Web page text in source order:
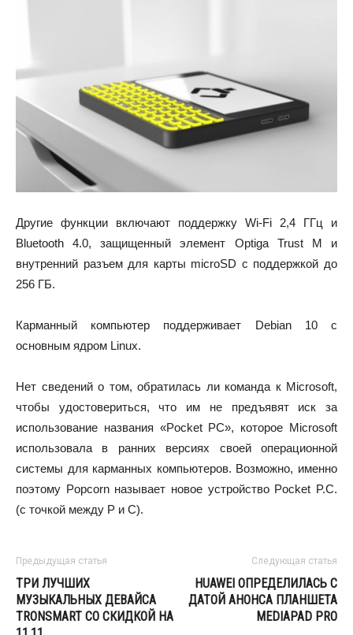
Другие функции включают поддержку Wi-Fi 2,4 ГГц и
Bluetooth 4.0, защищенный элемент Optiga Trust M и
внутренний разъем для карты microSD с поддержкой до
256 ГБ.
Карманный компьютер поддерживает Debian 10 с
основным ядром Linux.
Нет сведений о том, обратилась ли команда к Microsoft,
чтобы удостовериться, что им не предъявят иск за
использование названия «Pocket PC», которое Microsoft
использовала в ранних версиях своей операционной
системы для карманных компьютеров. Возможно, именно
поэтому Popcorn называет новое устройство Pocket P.C.
(с точкой между P и C).
Предыдущая статья
ТРИ ЛУЧШИХ
МУЗЫКАЛЬНЫХ ДЕВАЙСА
TRONSMART СО СКИДКОЙ НА
Следующая статья
HUAWEI ОПРЕДЕЛИЛАСЬ С
ДАТОЙ АНОНСА ПЛАНШЕТА
MEDIAPAD PRO